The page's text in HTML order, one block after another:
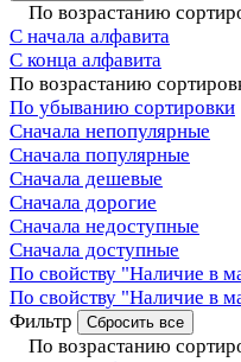
По возрастанию
С начала алфавита
С конца алфавита
По возрастанию
По убыванию сортировки
Сначала непопулярные
Сначала популярные
Сначала дешевые
Сначала дорогие
Сначала недоступные
Сначала доступные
По свойству "Наличие в
По свойству "Наличие в
Фильтр
Сбросить все
По возрастанию